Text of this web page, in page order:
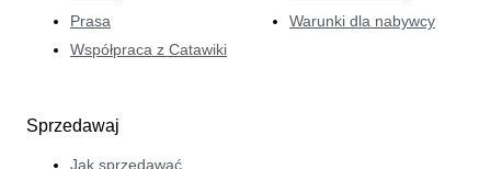
Prasa
Współpraca z Catawiki
Warunki dla nabywcy
Sprzedawaj
Jak sprzedawać